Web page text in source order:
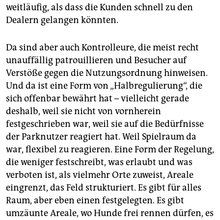
weitläufig, als dass die Kunden schnell zu den
Dealern gelangen könnten.
Da sind aber auch Kontrolleure, die meist recht
unauffällig patrouillieren und Besucher auf
Verstöße gegen die Nutzungsordnung hinweisen.
Und da ist eine Form von „Halbregulierung“, die
sich offenbar bewährt hat – vielleicht gerade
deshalb, weil sie nicht von vornherein
festgeschrieben war, weil sie auf die Bedürfnisse
der Parknutzer reagiert hat. Weil Spielraum da
war, flexibel zu reagieren. Eine Form der Regelung,
die weniger festschreibt, was erlaubt und was
verboten ist, als vielmehr Orte zuweist, Areale
eingrenzt, das Feld strukturiert. Es gibt für alles
Raum, aber eben einen festgelegten. Es gibt
umzäunte Areale, wo Hunde frei rennen dürfen, es